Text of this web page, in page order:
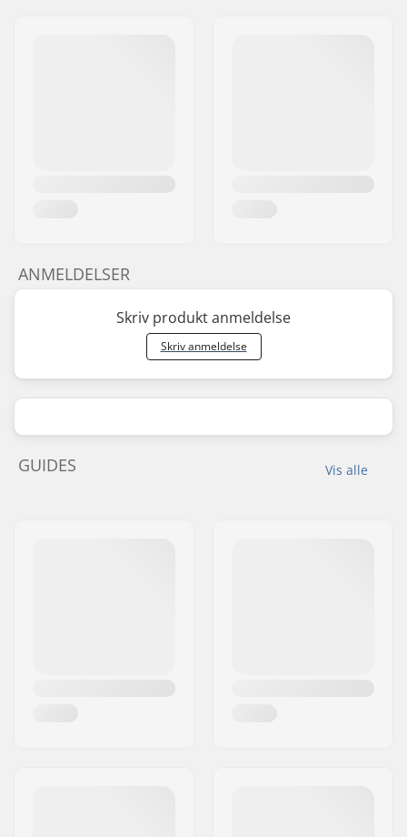
ANMELDELSER
Skriv produkt anmeldelse
Skriv anmeldelse
Vis alle
GUIDES